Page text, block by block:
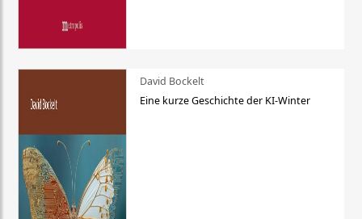
David Bockelt
Eine kurze Geschichte der KI-Winter